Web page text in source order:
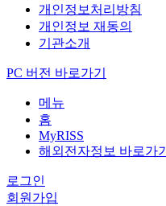
개인정보처리방침
개인정보 재동의
기관소개
PC 버전 바로가기
메뉴
홈
MyRISS
해외전자정보 바로가기
로그인
회원가입